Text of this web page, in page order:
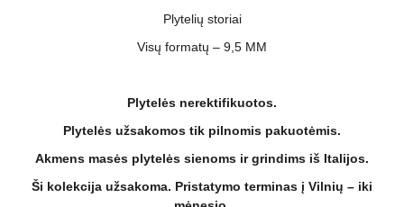
Plytelių storiai
Visų formatų – 9,5 MM
Plytelės nerektifikuotos.
Plytelės užsakomos tik pilnomis pakuotėmis.
Akmens masės plytelės sienoms ir grindims iš Italijos.
Ši kolekcija užsakoma. Pristatymo terminas į Vilnių – iki